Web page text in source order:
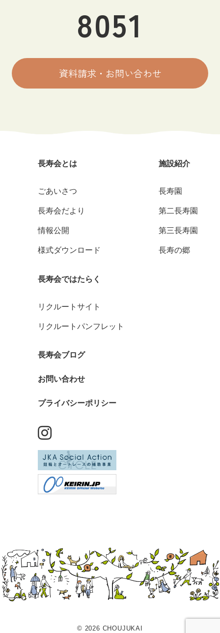
8051
資料請求・お問い合わせ
長寿会とは
ごあいさつ
長寿会だより
情報公開
様式ダウンロード
施設紹介
長寿園
第二長寿園
第三長寿園
長寿の郷
長寿会ではたらく
リクルートサイト
リクルートパンフレット
長寿会ブログ
お問い合わせ
プライバシーポリシー
© 2026 CHOUJUKAI